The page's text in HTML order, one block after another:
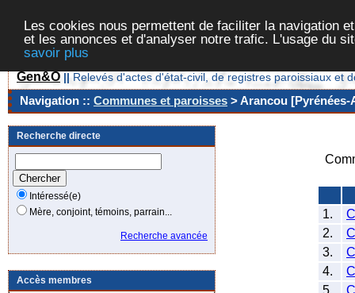
Les cookies nous permettent de faciliter la navigation
et les annonces et d'analyser notre trafic. L'usage du
savoir plus
Gen&O || Relevés d'actes d'état-civil, de registres paroissiaux et
Navigation :: Communes et paroisses > Arancou
Recherche directe
Intéressé(e)
Mère, conjoint, témoins, parrain...
Recherche avancée
Accès membres
1.
2.
3.
4.
5.